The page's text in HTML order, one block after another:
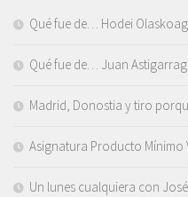
Qué fue de… Hodei
Qué fue de… Juan
Madrid, Donostia y tiro
Asignatura Producto Mínimo
Un lunes cualquiera con